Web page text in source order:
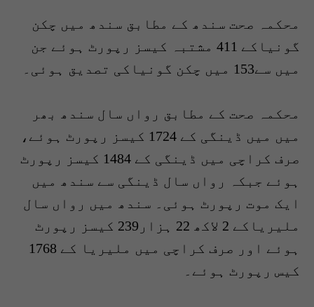
محکمہ صحت سندھ کے مطابق سندھ میں چکن
گونیاکے 411 مشتبہ کیسز رپورٹ ہوئے جن
میں سے153 میں چکن گونیاکی تصدیق ہوئی۔
محکمہ صحت کے مطابق رواں سال سندھ بھر
میں میں ڈینگی کے 1724 کیسز رپورٹ ہوئے،
صرف کراچی میں ڈینگی کے 1484 کیسز رپورٹ
ہوئے جبکہ رواں سال ڈینگی سے سندھ میں
ایک موت رپورٹ ہوئی۔ سندھ میں رواں سال
ملیریاکے 2 لاکھ 22 ہزار239 کیسز رپورٹ
ہوئے اور صرف کراچی میں ملیریا کے 1768
کیس رپورٹ ہوئے۔